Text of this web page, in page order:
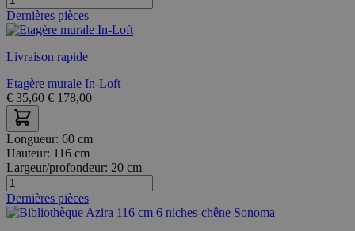
Dernières pièces
Livraison rapide
Etagère murale In-Loft
€ 35,60 € 178,00
Longueur: 60 cm
Hauteur: 116 cm
Largeur/profondeur: 20 cm
Dernières pièces